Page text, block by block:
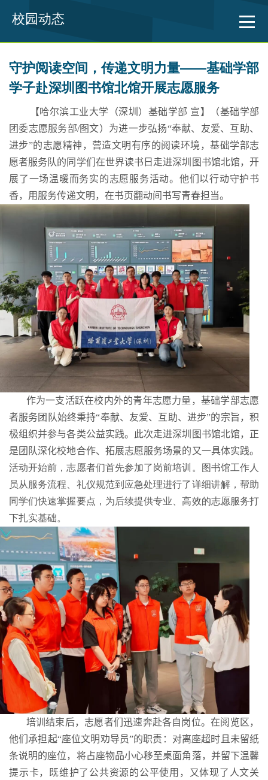
校园动态
守护阅读空间，传递文明力量——基础学部
学子赴深圳图书馆北馆开展志愿服务
【哈尔滨工业大学（深圳）基础学部 宣】（基础学部
团委志愿服务部/图文） 为进一步弘扬“奉献、友爱、互助、
进步”的志愿精神，营造文明有序的阅读环境，基础学部志
愿者服务队的同学们在世界读书日走进深圳图书馆北馆，开
展了一场温暖而务实的志愿服务活动。他们以行动守护书
香，用服务传递文明，在书页翻动间书写青春担当。
作为一支活跃在校内外的青年志愿力量，基础学部志愿
者服务团队始终秉持“奉献、友爱、互助、进步”的宗旨，积
极组织并参与各类公益实践。此次走进深圳图书馆北馆，正
是团队深化校地合作、拓展志愿服务场景的又一具体实践。
活动开始前，志愿者们首先参加了岗前培训。图书馆工作人
员从服务流程、礼仪规范到应急处理进行了详细讲解，帮助
同学们快速掌握要点，为后续提供专业、高效的志愿服务打
下扎实基础。
培训结束后，志愿者们迅速奔赴各自岗位。在阅览区，
他们承担起“座位文明劝导员”的职责：对离座超时且未留纸
条说明的座位，将占座物品小心移至桌面角落，并留下温馨
提示卡，既维护了公共资源的公平使用，又体现了人文关